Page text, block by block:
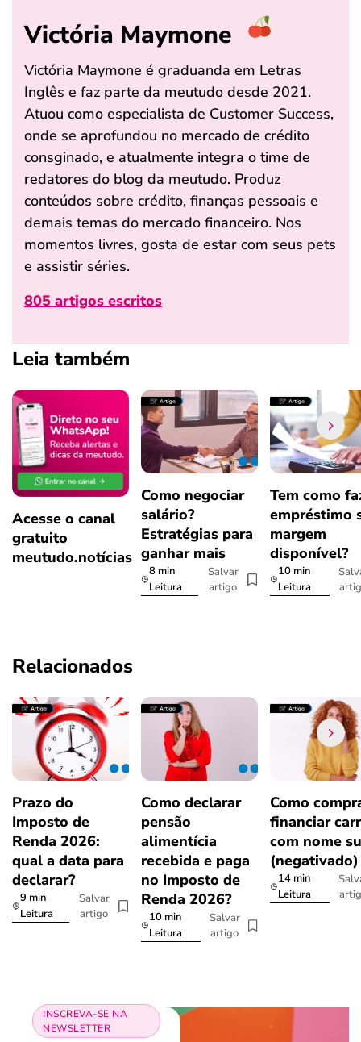
Victória Maymone
Victória Maymone é graduanda em Letras
Inglês e faz parte da meutudo desde 2021.
Atuou como especialista de Customer Success,
onde se aprofundou no mercado de crédito
consginado, e atualmente integra o time de
redatores do blog da meutudo. Produz
conteúdos sobre crédito, finanças pessoais e
demais temas do mercado financeiro. Nos
momentos livres, gosta de estar com seus pets
e assistir séries.
805 artigos escritos
Leia também
Acesse o canal
gratuito
meutudo.notícias
Como negociar
salário?
Estratégias para
ganhar mais
8 min
Leitura
Salvar
artigo
Tem como
empréstimo
margem
disponível?
10 min
Leitura
Relacionados
Prazo do
Imposto de
Renda 2026:
qual a data para
declarar?
9 min
Leitura
Salvar
artigo
Como declarar
pensão
alimentícia
recebida e paga
no Imposto de
Renda 2026?
10 min
Leitura
Salvar
artigo
Como
financiar
com nome
(negativado)
14 min
Leitura
INSCREVA-SE NA
NEWSLETTER